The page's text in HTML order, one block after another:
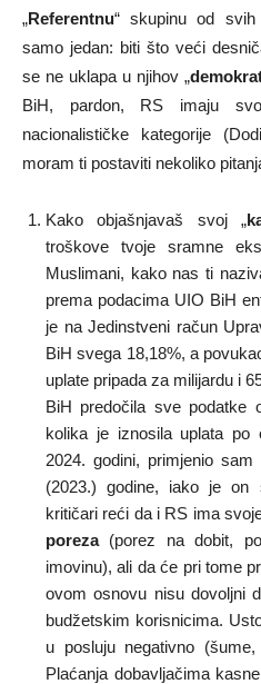
„Referentnu“ skupinu od svih
samo jedan: biti što veći
se ne uklapa u njihov „
BiH, pardon, RS imaju
nacionalističke kategorije
moram ti postaviti nekoliko
Kako objašnjavaš svoj „
troškove tvoje sramne
Muslimani, kako nas ti
prema podacima UIO BiH
je na Jedinstveni račun
BiH svega 18,18%, a
uplate pripada za milijardu i
BiH predočila sve podatke
kolika je iznosila uplata po
2024. godini, primjenio
(2023.) godine, iako je
kritičari reći da i RS ima
poreza(porez na dobit,
imovinu), ali da će pri tome
ovom osnovu nisu dovoljni
budžetskim korisnicima.
u posluju negativno
Plaćanja dobavljačima